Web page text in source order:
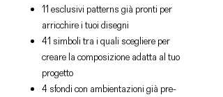
11 esclusivi patterns già pronti per
arricchire i tuoi disegni
41 simboli tra i quali scegliere per
creare la composizione adatta al tuo
progetto
4 sfondi con ambientazioni già pre-